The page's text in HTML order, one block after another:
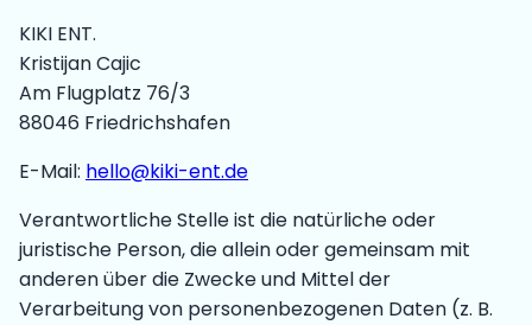
KIKI ENT.
Kristijan Cajic
Am Flugplatz 76/3
88046 Friedrichshafen
E-Mail: hello@kiki-ent.de
Verantwortliche Stelle ist die natürliche oder
juristische Person, die allein oder gemeinsam mit
anderen über die Zwecke und Mittel der
Verarbeitung von personenbezogenen Daten (z. B.